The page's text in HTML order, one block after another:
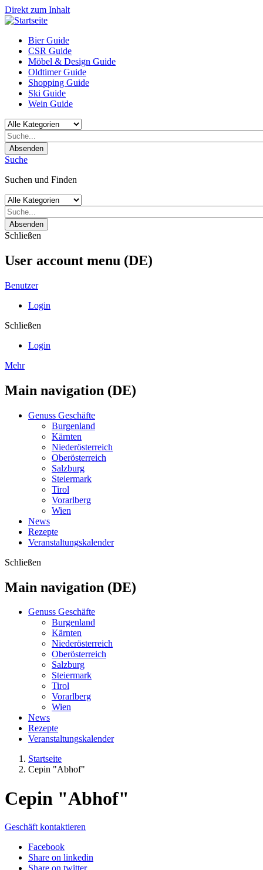
Direkt zum Inhalt
Bier Guide
CSR Guide
Möbel & Design Guide
Oldtimer Guide
Shopping Guide
Ski Guide
Wein Guide
Absenden
Suche
Suchen und Finden
Absenden
Schließen
User account menu (DE)
Benutzer
Login
Schließen
Login
Mehr
Main navigation (DE)
Genuss Geschäfte
Burgenland
Kärnten
Niederösterreich
Oberösterreich
Salzburg
Steiermark
Tirol
Vorarlberg
Wien
News
Rezepte
Veranstaltungskalender
Schließen
Main navigation (DE)
Genuss Geschäfte
Burgenland
Kärnten
Niederösterreich
Oberösterreich
Salzburg
Steiermark
Tirol
Vorarlberg
Wien
News
Rezepte
Veranstaltungskalender
Startseite
Cepin "Abhof"
Cepin "Abhof"
Geschäft kontaktieren
Facebook
Share on linkedin